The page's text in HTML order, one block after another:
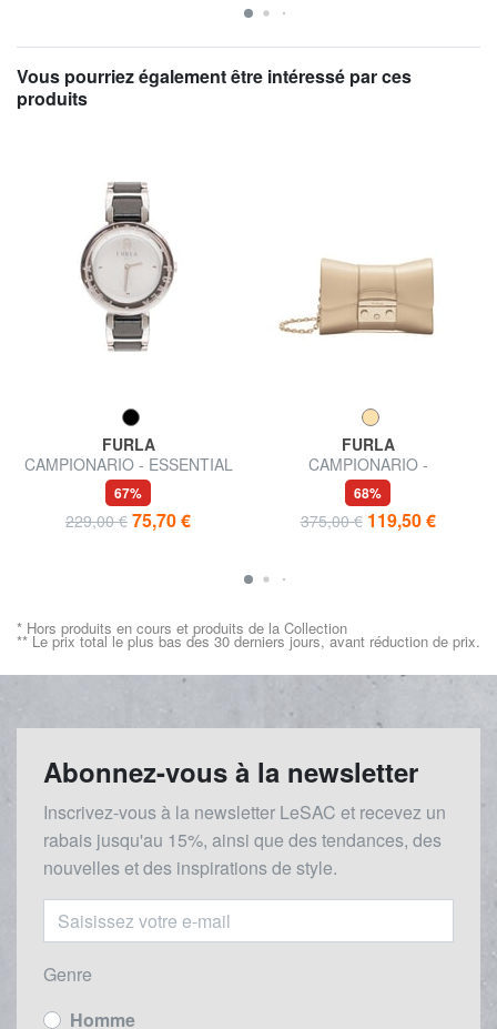
Vous pourriez également être intéressé par ces
produits
FURLA
CAMPIONARIO - ESSENTIAL
montre à affichage de l'heure
uniquement
67%
229,00 € 75,70 €
FURLA
CAMPIONARIO -
METROPOLIS Micro sac
bandoulière
68%
375,00 € 119,50 €
* Hors produits en cours et produits de la Collection
** Le prix total le plus bas des 30 derniers jours, avant réduction de prix.
Abonnez-vous à la newsletter
Inscrivez-vous à la newsletter LeSAC et recevez un
rabais jusqu'au 15%, ainsi que des tendances, des
nouvelles et des inspirations de style.
Genre
Homme